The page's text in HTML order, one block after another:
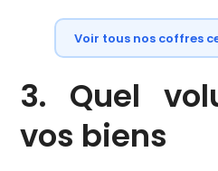
Voir tous nos coffres
3. Quel
vos biens